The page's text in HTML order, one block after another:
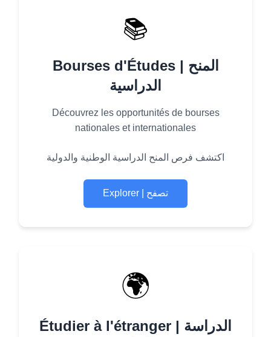
📚
Bourses d'Études | المنح
الدراسية
Découvrez les opportunités de bourses
nationales et internationales
اكتشف فرص المنح الدراسية الوطنية والدولية
Explorer | تصفح
🌍
Étudier à l'étranger | الدراسة